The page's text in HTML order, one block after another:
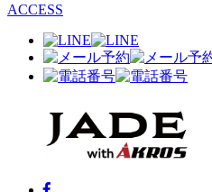
ACCESS